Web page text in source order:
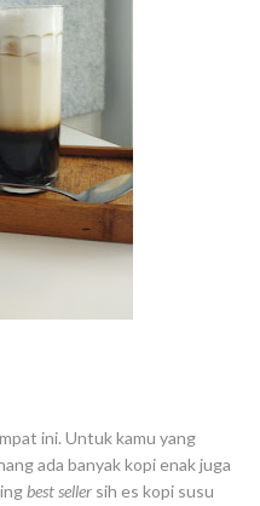
ini. Untuk kamu yang
ada banyak kopi enak juga
best seller sih es kopi susu